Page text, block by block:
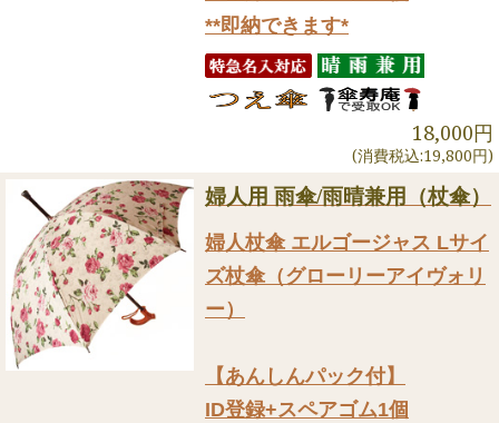
**即納できます*
18,000円
(消費税込:19,800円)
婦人用 雨傘/雨晴兼用（杖傘）
婦人杖傘 エルゴージャス Lサイ
ズ杖傘（グローリーアイヴォリ
ー）
【あんしんパック付】
ID登録+スペアゴム1個